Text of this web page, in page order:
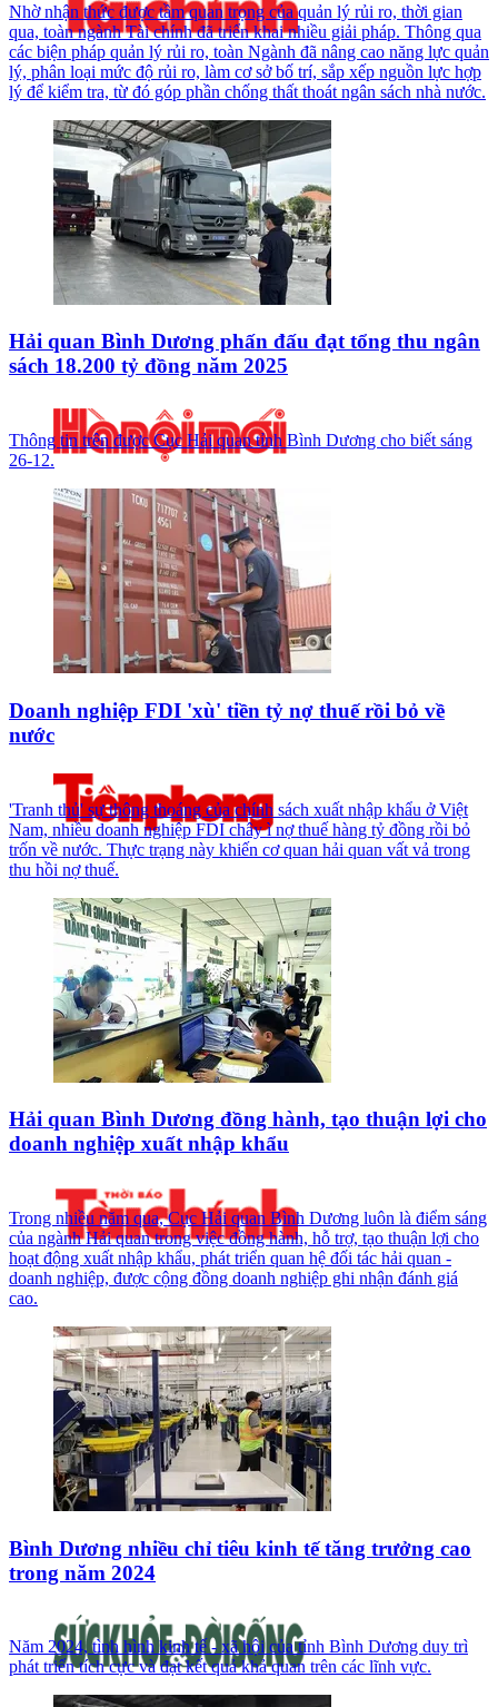
Nhờ nhận thức được tầm quan trọng của quản lý rủi ro, thời gian
qua, toàn ngành Tài chính đã triển khai nhiều giải pháp. Thông qua
các biện pháp quản lý rủi ro, toàn Ngành đã nâng cao năng lực quản
lý, phân loại mức độ rủi ro, làm cơ sở bố trí, sắp xếp nguồn lực hợp
lý để kiểm tra, từ đó góp phần chống thất thoát ngân sách nhà nước.
Hải quan Bình Dương phấn đấu đạt tổng thu ngân
sách 18.200 tỷ đồng năm 2025
Thông tin trên được Cục Hải quan tỉnh Bình Dương cho biết sáng
26-12.
Doanh nghiệp FDI 'xù' tiền tỷ nợ thuế rồi bỏ về
nước
'Tranh thủ' sự thông thoáng của chính sách xuất nhập khẩu ở Việt
Nam, nhiều doanh nghiệp FDI chây ì nợ thuế hàng tỷ đồng rồi bỏ
trốn về nước. Thực trạng này khiến cơ quan hải quan vất vả trong
thu hồi nợ thuế.
Hải quan Bình Dương đồng hành, tạo thuận lợi cho
doanh nghiệp xuất nhập khẩu
Trong nhiều năm qua, Cục Hải quan Bình Dương luôn là điểm sáng
của ngành Hải quan trong việc đồng hành, hỗ trợ, tạo thuận lợi cho
hoạt động xuất nhập khẩu, phát triển quan hệ đối tác hải quan -
doanh nghiệp, được cộng đồng doanh nghiệp ghi nhận đánh giá
cao.
Bình Dương nhiều chỉ tiêu kinh tế tăng trưởng cao
trong năm 2024
Năm 2024, tình hình kinh tế - xã hội của tỉnh Bình Dương duy trì
phát triển tích cực và đạt kết quả khả quan trên các lĩnh vực.